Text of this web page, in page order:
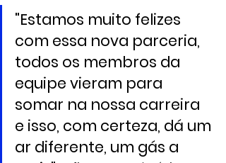
"Estamos muito felizes
com essa nova parceria,
todos os membros da
equipe vieram para
somar na nossa carreira
e isso, com certeza, dá um
ar diferente, um gás a